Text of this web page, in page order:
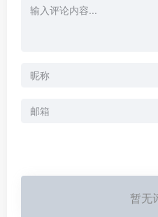
暂无